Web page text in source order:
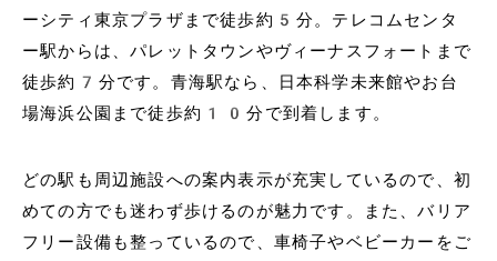
ーシティ東京プラザまで徒歩約5分。テレコムセンタ
ー駅からは、パレットタウンやヴィーナスフォートまで
徒歩約7分です。青海駅なら、日本科学未来館やお台
場海浜公園まで徒歩約10分で到着します。
どの駅も周辺施設への案内表示が充実しているので、初
めての方でも迷わず歩けるのが魅力です。また、バリア
フリー設備も整っているので、車椅子やベビーカーをご